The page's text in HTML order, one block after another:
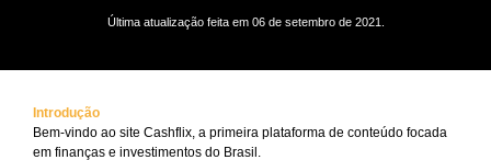
Última atualização feita em 06 de setembro de 2021.
Introdução
Bem-vindo ao site Cashflix, a primeira plataforma de conteúdo focada
em finanças e investimentos do Brasil.